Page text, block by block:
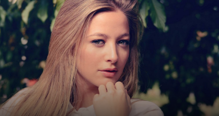
BODEGAS
GASTRONOMÍA
ARTE & CULTURA
MÚSICA
DÓNDE IR